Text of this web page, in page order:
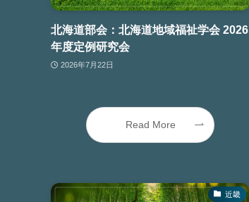
北海道部会：北海道地域福祉学会 2026
年度定例研究会
2026年7月22日
Read More
近畿